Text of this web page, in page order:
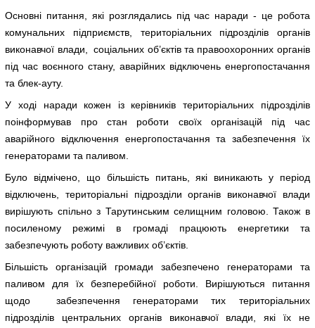
Основні питання, які розглядались під час наради - це робота
комунальних підприємств, територіальних підрозділів органів
виконавчої влади, соціальних об’єктів та правоохоронних органів
під час воєнного стану, аварійних відключень енергопостачання
та блек-ауту.
У ході наради кожен із керівників територіальних підрозділів
поінформував про стан роботи своїх організацій під час
аварійного відключення енергопостачання та забезпечення їх
генераторами та паливом.
Було відмічено, що більшість питань, які виникають у період
відключень, територіальні підрозділи органів виконавчої влади
вирішують спільно з Тарутинським селищним головою. Також в
посиленому режимі в громаді працюють енергетики та
забезпечують роботу важливих об’єктів.
Більшість організацій громади забезпечено генераторами та
паливом для їх безперебійної роботи. Вирішуються питання
щодо забезпечення генераторами тих територіальних
підрозділів центральних органів виконавчої влади, які їх не